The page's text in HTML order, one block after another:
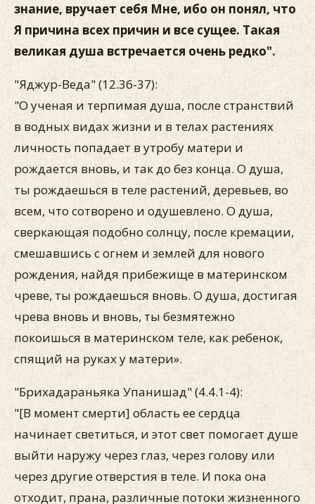
знание, вручает себя Мне, ибо он понял, что
Я причина всех причин и все сущее. Такая
великая душа встречается очень редко".
"Яджур-Веда" (12.36-37):
"О ученая и терпимая душа, после странствий
в водных видах жизни и в телах растениях
личность попадает в утробу матери и
рождается вновь, и так до без конца. О душа,
ты рождаешься в теле растений, деревьев, во
всем, что сотворено и одушевлено. О душа,
сверкающая подобно солнцу, после кремации,
смешавшись с огнем и землей для нового
рождения, найдя прибежище в материнском
чреве, ты рождаешься вновь. О душа, достигая
чрева вновь и вновь, ты безмятежно
покоишься в материнском теле, как ребенок,
спящий на руках у матери».
"Брихадараньяка Упанишад" (4.4.1-4):
"[В момент смерти] область ее сердца
начинает светиться, и этот свет помогает душе
выйти наружу через глаз, через голову или
через другие отверстия в теле. И пока она
отходит, прана, различные потоки жизненного